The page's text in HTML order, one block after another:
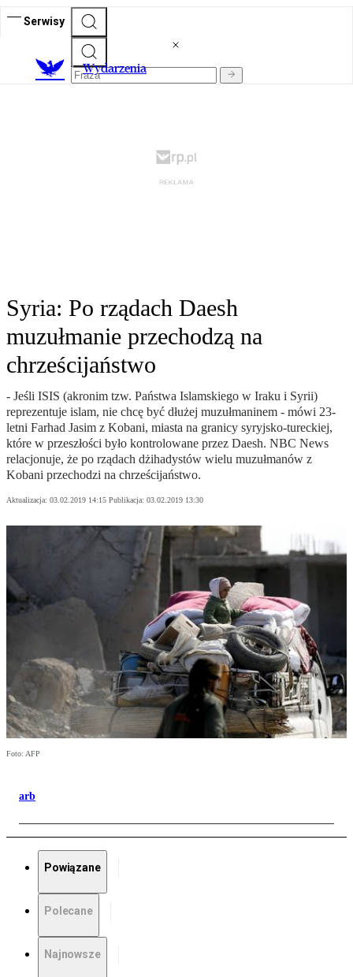
Serwisy
Wydarzenia
Syria: Po rządach Daesh
muzułmanie przechodzą na
chrześcijaństwo
- Jeśli ISIS (akronim tzw. Państwa Islamskiego w Iraku i Syrii)
reprezentuje islam, nie chcę być dłużej muzułmaninem - mówi 23-
letni Farhad Jasim z Kobani, miasta na granicy syryjsko-tureckiej,
które w przeszłości było kontrolowane przez Daesh. NBC News
relacjonuje, że po rządach dżihadystów wielu muzułmanów z
Kobani przechodzi na chrześcijaństwo.
Aktualizacja: 03.02.2019 14:15 Publikacja: 03.02.2019 13:30
Foto: AFP
arb
Powiązane
Polecane
Najnowsze